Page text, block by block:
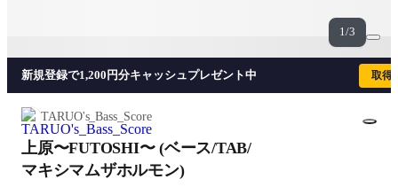
1/3
新規登録で1,200円分キャッシュプレゼント中 取得
TARUO's_Bass_Score
上原〜FUTOSHI〜 (ベース/TAB/
マキシマムザホルモン)